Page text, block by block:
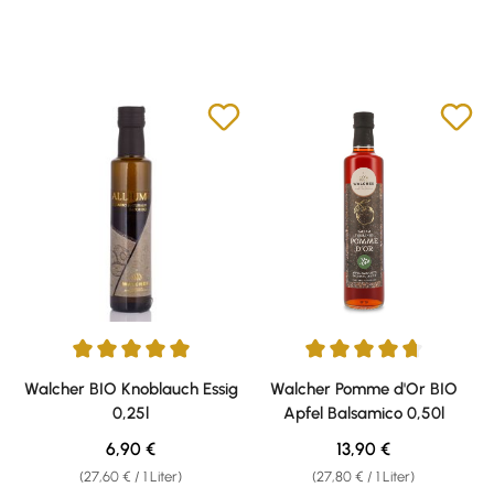
Durchschnittliche Bewertung von 5 von 5 Sternen
Walcher BIO Knoblauch Essig
0,25l
(27,60 € / 1 Liter)
Regulärer Preis:
6,90 €
Durchschnittliche Bewertung
Walcher Pomme d'Or BIO
Apfel Balsamico 0,50l
(27,80 € / 1 Liter)
Regulärer Preis:
13,90 €